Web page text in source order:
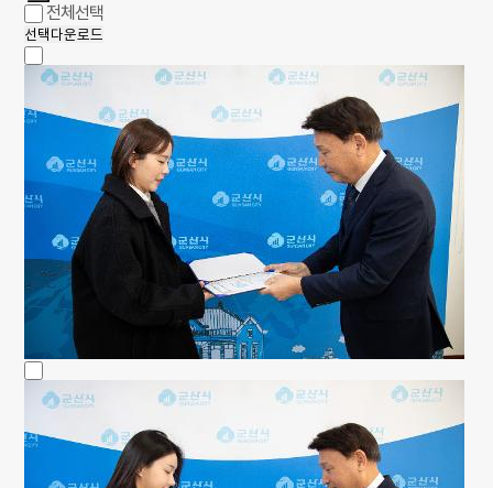
전체선택
선택다운로드